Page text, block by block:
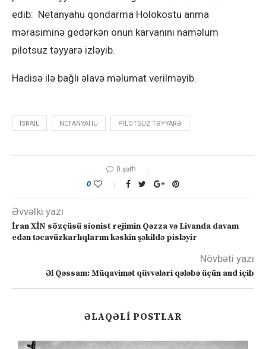
edib: Netanyahu qondarma Holokostu anma
mərasiminə gedərkən onun karvanını naməlum
pilotsuz təyyarə izləyib.
Hadisə ilə bağlı əlavə məlumat verilməyib.
ISRAIL NETANYAHU PILOTSUZ TƏYYARƏ
0 şərh
0
Əvvəlki yazı
İran XİN sözçüsü sionist rejimin Qəzza və Livanda davam
edən təcavüzkarlıqlarını kəskin şəkildə pisləyir
Növbəti yazı
Əl Qəssam: Müqavimət qüvvələri qələbə üçün and içib
ƏLAQƏLI POSTLAR